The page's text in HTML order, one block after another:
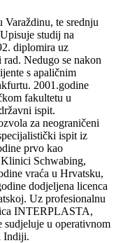
te srednju
studij na
diplomira uz
Nedugo se nakon
s apaličnim
2001.godine
fakultetu u
ispit.
za neograničeni
ispit iz
prvo kao
Klinici Schwabing,
vraća u Hrvatsku,
dodjeljena licenca
Uz profesionalnu
INTERPLASTA,
sudjeluje u operativnom
Indiji.